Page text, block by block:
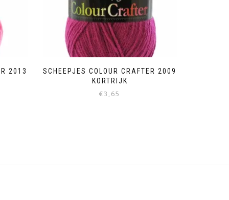
2013
SCHEEPJES COLOUR CRAFTER 2009
KORTRIJK
€3,65